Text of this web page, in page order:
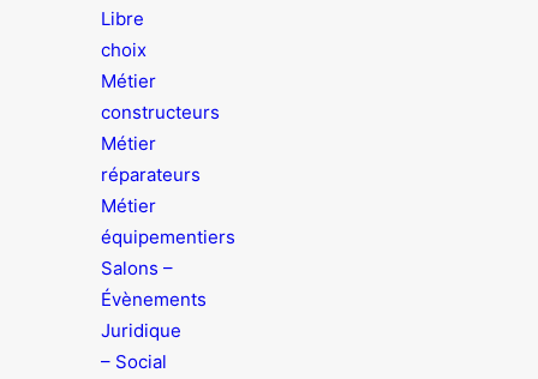
Libre
choix
Métier
constructeurs
Métier
réparateurs
Métier
équipementiers
Salons –
Évènements
Juridique
– Social